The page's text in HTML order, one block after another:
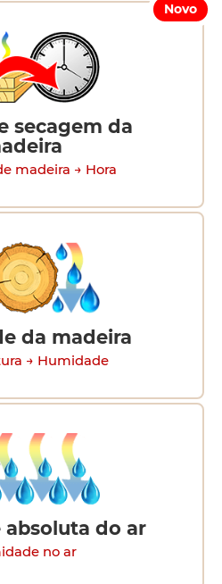
Novo
secagem da
madeira → Hora
da madeira
→ Humidade
do ar
no ar